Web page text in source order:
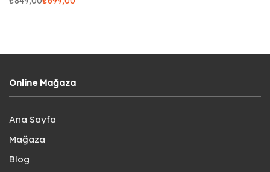
Online Mağaza
Ana Sayfa
Mağaza
Blog